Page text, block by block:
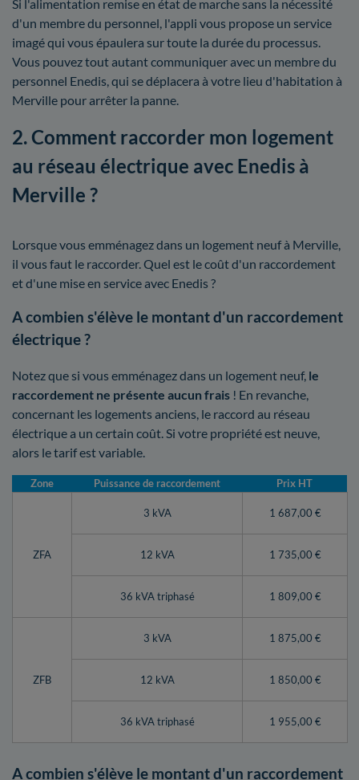
Si l'alimentation remise en état de marche sans la nécessité
d'un membre du personnel, l'appli vous propose un service
imagé qui vous épaulera sur toute la durée du processus.
Vous pouvez tout autant communiquer avec un membre du
personnel Enedis, qui se déplacera à votre lieu d'habitation à
Merville pour arrêter la panne.
2. Comment raccorder mon logement
au réseau électrique avec Enedis à
Merville ?
Lorsque vous emménagez dans un logement neuf à Merville,
il vous faut le raccorder. Quel est le coût d'un raccordement
et d'une mise en service avec Enedis ?
A combien s'élève le montant d'un raccordement
électrique ?
Notez que si vous emménagez dans un logement neuf, le
raccordement ne présente aucun frais ! En revanche,
concernant les logements anciens, le raccord au réseau
électrique a un certain coût. Si votre propriété est neuve,
alors le tarif est variable.
Zone Puissance de raccordement Prix HT
ZFA
3 kVA 1 687,00 €
12 kVA 1 735,00 €
36 kVA triphasé 1 809,00 €
ZFB
3 kVA 1 875,00 €
12 kVA 1 850,00 €
36 kVA triphasé 1 955,00 €
A combien s'élève le montant d'un raccordement